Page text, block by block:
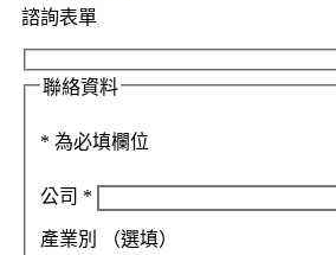
諮詢表單
聯絡資料
* 為必填欄位
公司 *
產業別 （選填）